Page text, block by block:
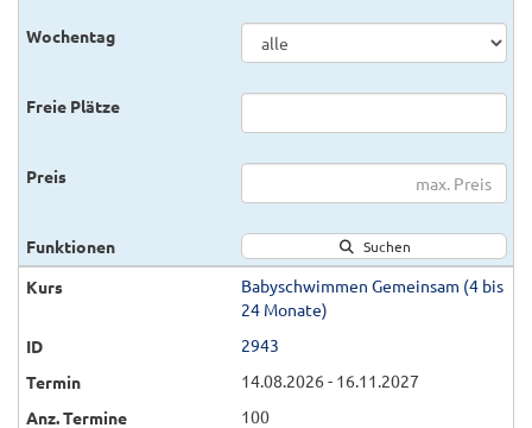
Suchen
Babyschwimmen Gemeinsam (4 bis
24 Monate)
2943
14.08.2026 - 16.11.2027
100